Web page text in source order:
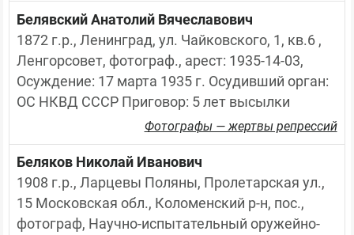
Белявский Анатолий Вячеславович
1872 г.р., Ленинград, ул. Чайковского, 1, кв.6 ,
Ленгорсовет, фотограф., арест: 1935-14-03,
Осуждение: 17 марта 1935 г. Осудивший орган:
ОС НКВД СССР Приговор: 5 лет высылки
Фотографы — жертвы репрессий
Беляков Николай Иванович
1908 г.р., Ларцевы Поляны, Пролетарская ул.,
15 Московская обл., Коломенский р-н, пос.,
фотограф, Научно-испытательный оружейно-